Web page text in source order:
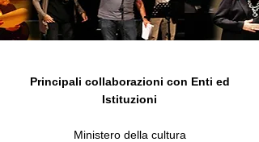
Principali collaborazioni con Enti ed
Istituzioni
Ministero della cultura